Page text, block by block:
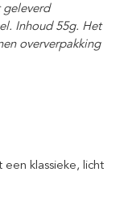
geleverd
Inhoud 55g. Het
oververpakking
klassieke, licht